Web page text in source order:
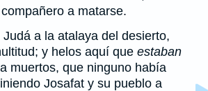
a matarse.
a la atalaya del desierto,
y helos aquí que estaban
muertos, que ninguno había
Josafat y su pueblo a